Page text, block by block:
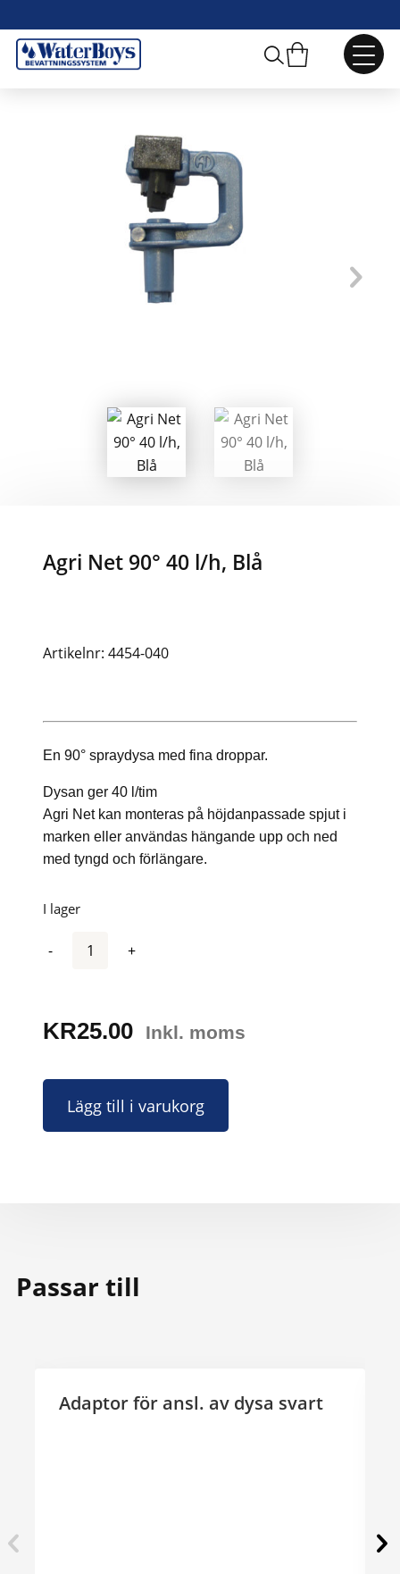
Webbshop / Dysbevattning
Agri Net 90° 40 l/h, Blå
Artikelnr: 4454-040
En 90° spraydysa med fina droppar.
Dysan ger 40 l/tim
Agri Net kan monteras på höjdanpassade spjut i
marken eller användas hängande upp och ned
med tyngd och förlängare.
I lager
25.00
KR Inkl. moms
Lägg till i varukorg
Passar till
Adaptor för ansl. av dysa svart